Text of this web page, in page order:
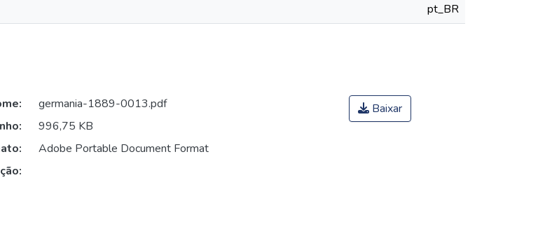
pt_BR
germania-1889-0013.pdf
996,75 KB
Adobe Portable Document Format
Baixar